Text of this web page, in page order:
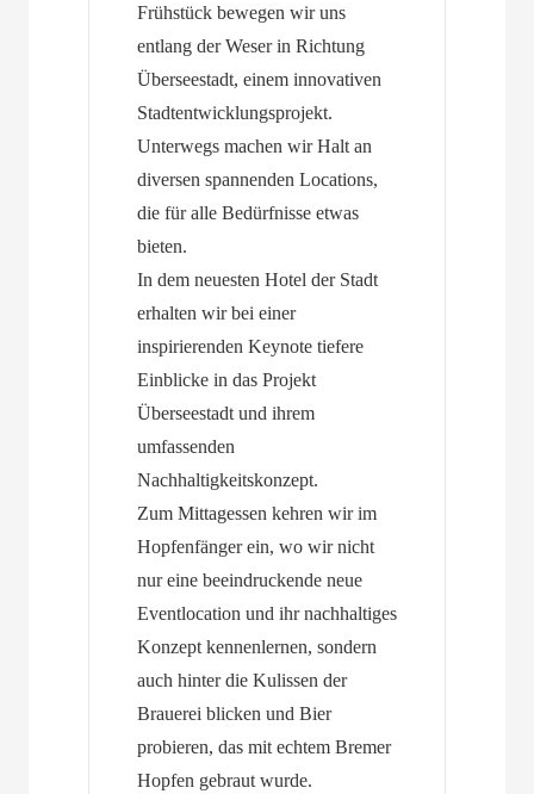
Frühstück bewegen wir uns
entlang der Weser in Richtung
Überseestadt, einem innovativen
Stadtentwicklungsprojekt.
Unterwegs machen wir Halt an
diversen spannenden Locations,
die für alle Bedürfnisse etwas
bieten.
In dem neuesten Hotel der Stadt
erhalten wir bei einer
inspirierenden Keynote tiefere
Einblicke in das Projekt
Überseestadt und ihrem
umfassenden
Nachhaltigkeitskonzept.
Zum Mittagessen kehren wir im
Hopfenfänger ein, wo wir nicht
nur eine beeindruckende neue
Eventlocation und ihr nachhaltiges
Konzept kennenlernen, sondern
auch hinter die Kulissen der
Brauerei blicken und Bier
probieren, das mit echtem Bremer
Hopfen gebraut wurde.